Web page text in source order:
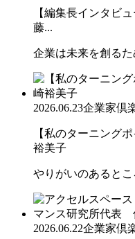
【編集長インタビ
藤...
企業は未来を創る
2026.06.23企業家倶
【私のターニング
裕美子
やりがいのあるとこ
2026.06.22企業家倶